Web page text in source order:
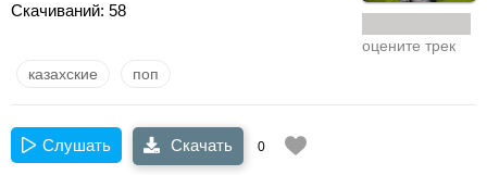
Скачиваний: 58
оцените трек
казахские поп
Слушать Скачать 0